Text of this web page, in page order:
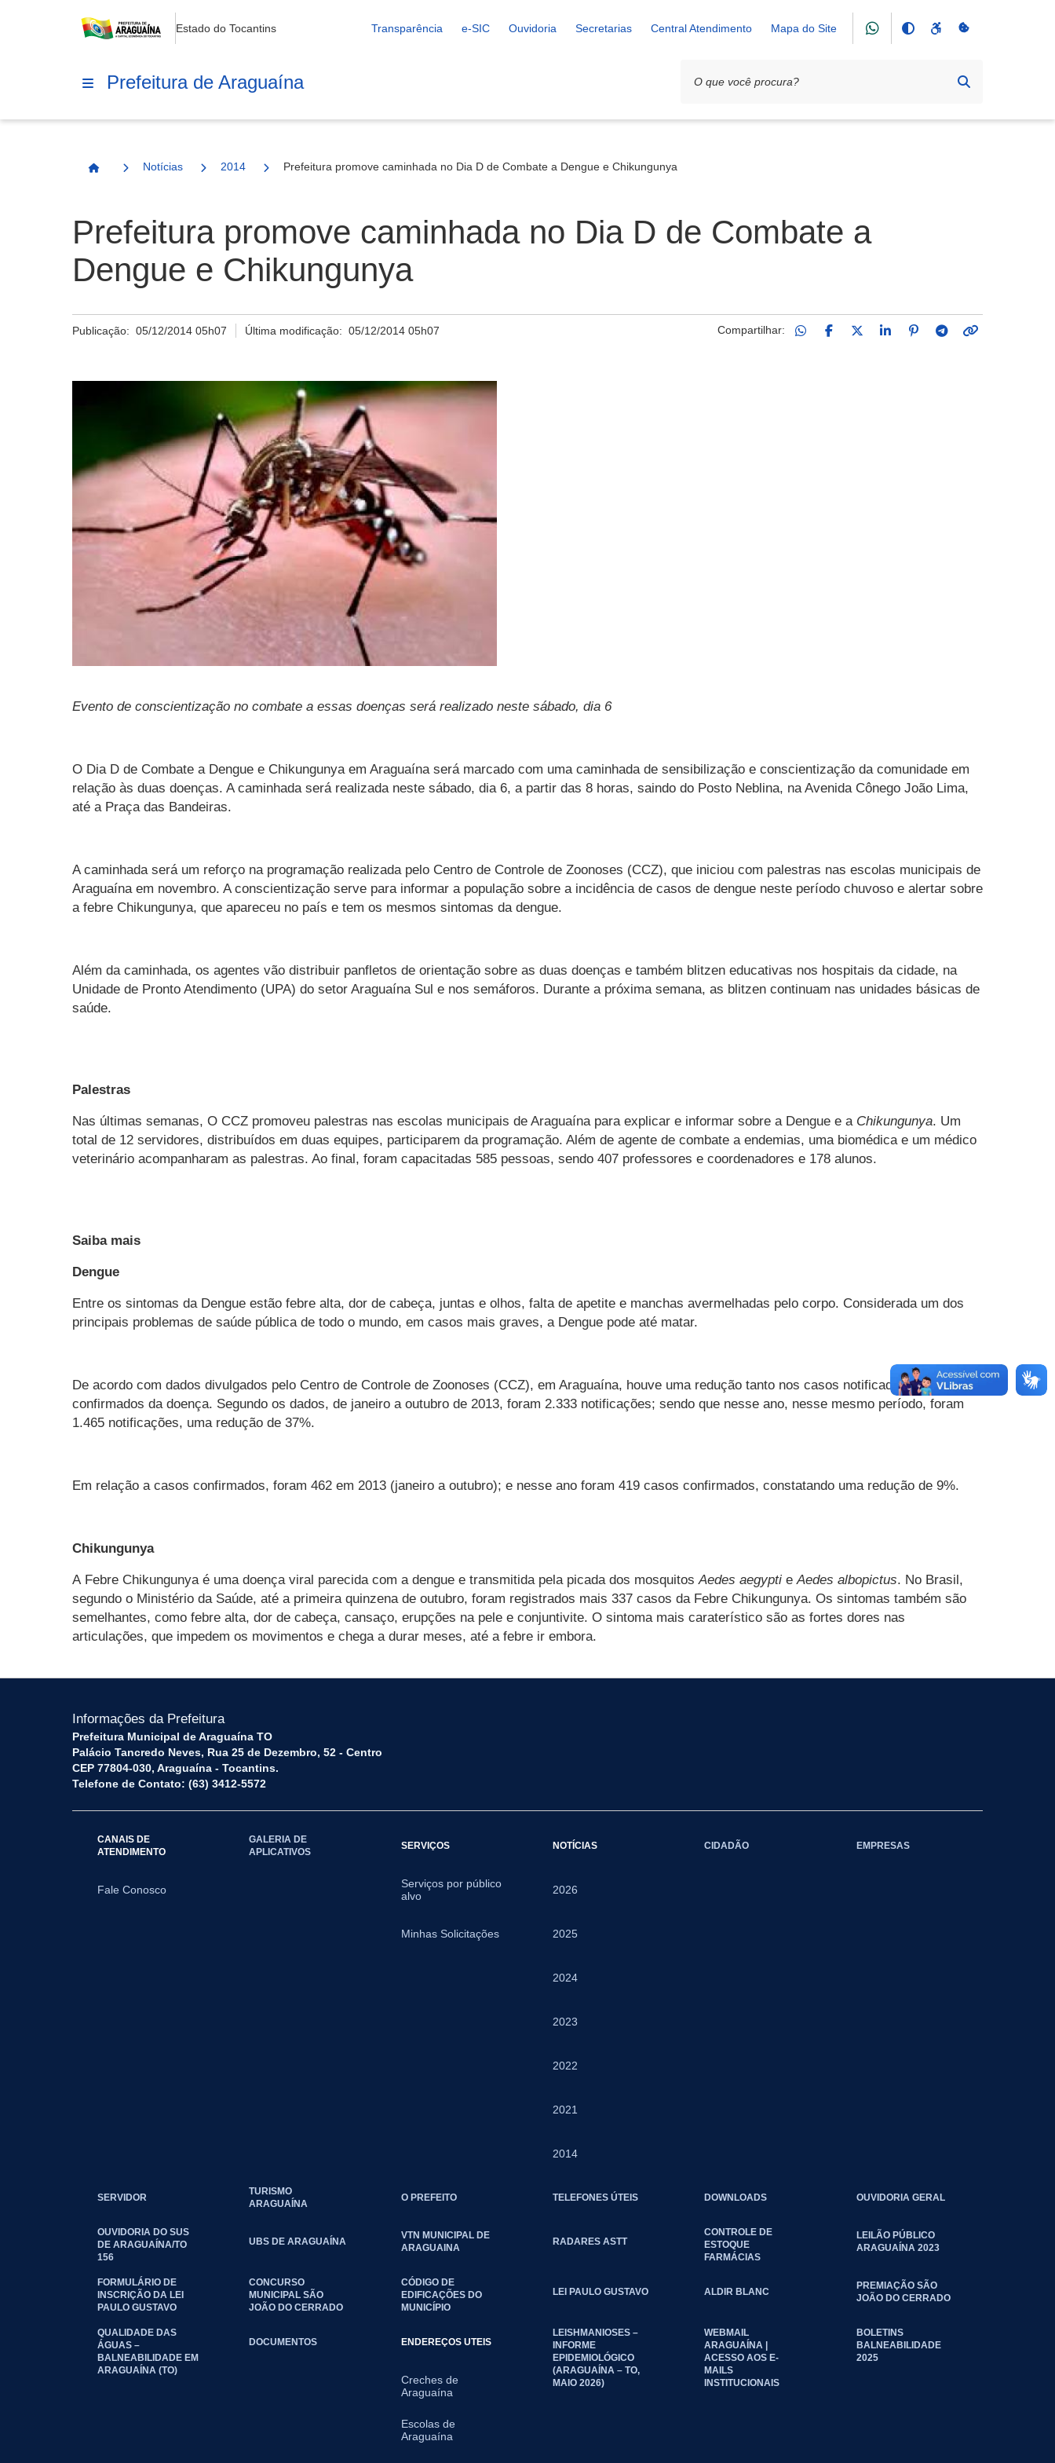
Estado do Tocantins Transparência e-SIC Ouvidoria Secretarias Central Atendimento Mapa do Site
Prefeitura de Araguaína
Página Inicial
Notícias 2014 Prefeitura promove caminhada no Dia D de Combate a Dengue e Chikungunya
Prefeitura promove caminhada no Dia D de Combate a
Dengue e Chikungunya
Publicação: 05/12/2014 05h07 Última modificação:05/12/2014 05h07 Compartilhar:
Evento de conscientização no combate a essas doenças será realizado neste sábado, dia 6
O Dia D de Combate a Dengue e Chikungunya em Araguaína será marcado com uma caminhada de sensibilização e conscientização da comunidade em
relação às duas doenças. A caminhada será realizada neste sábado, dia 6, a partir das 8 horas, saindo do Posto Neblina, na Avenida Cônego João Lima,
até a Praça das Bandeiras.
A caminhada será um reforço na programação realizada pelo Centro de Controle de Zoonoses (CCZ), que iniciou com palestras nas escolas municipais de
Araguaína em novembro. A conscientização serve para informar a população sobre a incidência de casos de dengue neste período chuvoso e alertar sobre
a febre Chikungunya, que apareceu no país e tem os mesmos sintomas da dengue.
Além da caminhada, os agentes vão distribuir panfletos de orientação sobre as duas doenças e também blitzen educativas nos hospitais da cidade, na
Unidade de Pronto Atendimento (UPA) do setor Araguaína Sul e nos semáforos. Durante a próxima semana, as blitzen continuam nas unidades básicas de
saúde.
Palestras
Nas últimas semanas, O CCZ promoveu palestras nas escolas municipais de Araguaína para explicar e informar sobre a Dengue e a Chikungunya. Um
total de 12 servidores, distribuídos em duas equipes, participarem da programação. Além de agente de combate a endemias, uma biomédica e um médico
veterinário acompanharam as palestras. Ao final, foram capacitadas 585 pessoas, sendo 407 professores e coordenadores e 178 alunos.
Saiba mais
Dengue
Entre os sintomas da Dengue estão febre alta, dor de cabeça, juntas e olhos, falta de apetite e manchas avermelhadas pelo corpo. Considerada um dos
principais problemas de saúde pública de todo o mundo, em casos mais graves, a Dengue pode até matar.
De acordo com dados divulgados pelo Centro de Controle de Zoonoses (CCZ), em Araguaína, houve uma redução tanto nos casos notificados como os
confirmados da doença. Segundo os dados, de janeiro a outubro de 2013, foram 2.333 notificações; sendo que nesse ano, nesse mesmo período, foram
1.465 notificações, uma redução de 37%.
Em relação a casos confirmados, foram 462 em 2013 (janeiro a outubro); e nesse ano foram 419 casos confirmados, constatando uma redução de 9%.
Chikungunya
A Febre Chikungunya é uma doença viral parecida com a dengue e transmitida pela picada dos mosquitosAedes aegypti eAedes albopictus. No Brasil,
segundo o Ministério da Saúde, até a primeira quinzena de outubro, foram registrados mais 337 casos da Febre Chikungunya. Os sintomas também são
semelhantes, como febre alta, dor de cabeça, cansaço, erupções na pele e conjuntivite. O sintoma mais caraterístico são as fortes dores nas
articulações, que impedem os movimentos e chega a durar meses, até a febre ir embora.
Informações da Prefeitura
Prefeitura Municipal de Araguaína TO
Palácio Tancredo Neves, Rua 25 de Dezembro, 52 - Centro
CEP 77804-030, Araguaína - Tocantins.
Telefone de Contato: (63) 3412-5572
CANAIS DE
ATENDIMENTO
Fale Conosco
GALERIA DE
APLICATIVOS
SERVIÇOS
Serviços por público
alvo
Minhas Solicitações
NOTÍCIAS
2026
2025
2024
2023
2022
2021
2014
CIDADÃO EMPRESAS
SERVIDOR
TURISMO
ARAGUAÍNA
O PREFEITO TELEFONES ÚTEIS DOWNLOADS OUVIDORIA GERAL
OUVIDORIA DO SUS
DE ARAGUAÍNA/TO
156
UBS DE ARAGUAÍNA
VTN MUNICIPAL DE
ARAGUAINA
RADARES ASTT
CONTROLE DE
ESTOQUE
FARMÁCIAS
LEILÃO PÚBLICO
ARAGUAÍNA 2023
FORMULÁRIO DE
INSCRIÇÃO DA LEI
PAULO GUSTAVO
CONCURSO
MUNICIPAL SÃO
JOÃO DO CERRADO
CÓDIGO DE
EDIFICAÇÕES DO
MUNICÍPIO
LEI PAULO GUSTAVO ALDIR BLANC
PREMIAÇÃO SÃO
JOÃO DO CERRADO
QUALIDADE DAS
ÁGUAS –
BALNEABILIDADE EM
ARAGUAÍNA (TO)
DOCUMENTOS ENDEREÇOS UTEIS
Creches de
Araguaína
Escolas de
Araguaína
LEISHMANIOSES –
INFORME
EPIDEMIOLÓGICO
(ARAGUAÍNA – TO,
MAIO 2026)
WEBMAIL
ARAGUAÍNA |
ACESSO AOS E-
MAILS
INSTITUCIONAIS
BOLETINS
BALNEABILIDADE
2025